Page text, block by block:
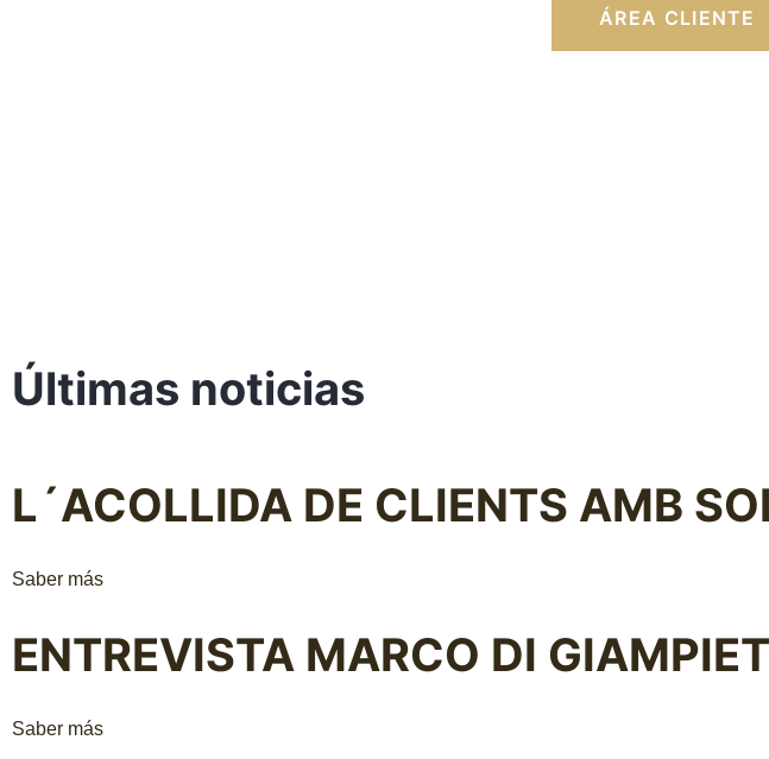
ÁREA CLIENTE
Últimas noticias
L´ACOLLIDA DE CLIENTS AMB
Saber más
ENTREVISTA MARCO DI
Saber más